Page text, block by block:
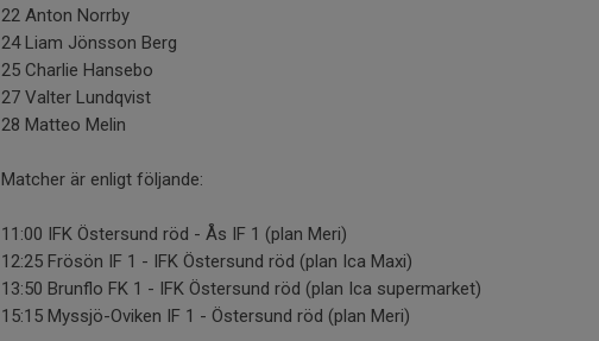
22 Anton Norrby
24 Liam Jönsson Berg
25 Charlie Hansebo
27 Valter Lundqvist
28 Matteo Melin
Matcher är enligt följande:
11:00 IFK Östersund röd - Ås IF 1 (plan Meri)
12:25 Frösön IF 1 - IFK Östersund röd (plan Ica Maxi)
13:50 Brunflo FK 1 - IFK Östersund röd (plan Ica supermarket)
15:15 Myssjö-Oviken IF 1 - Östersund röd (plan Meri)